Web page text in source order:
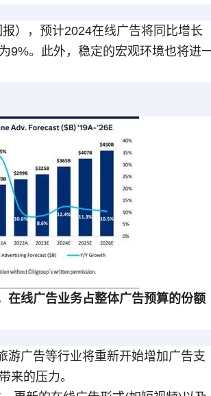
），预计2024在线广告将同比增长
9%。此外，稳定的宏观环境也将进
在线广告业务占整体广告预算的份额
游广告等行业将重新开始增加广告支
来的压力。